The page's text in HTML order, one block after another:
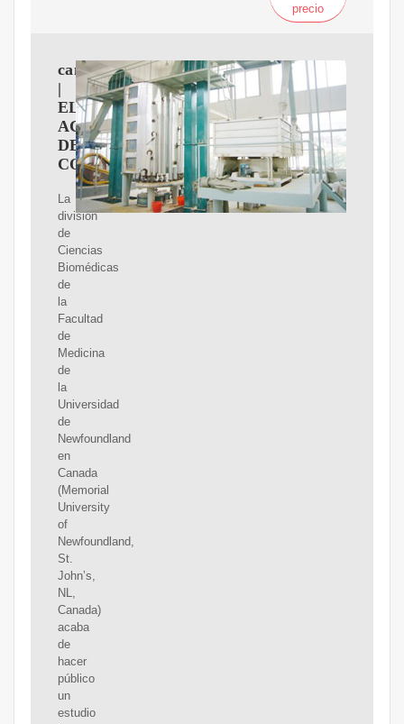
precio
canada
|
EL
ACEITE
DE
COCO
La
división
de
Ciencias
Biomédicas
de
la
Facultad
de
Medicina
de
la
Universidad
de
Newfoundland
en
Canada
(Memorial
University
of
Newfoundland,
St.
John’s,
NL,
Canada)
acaba
de
hacer
público
un
estudio